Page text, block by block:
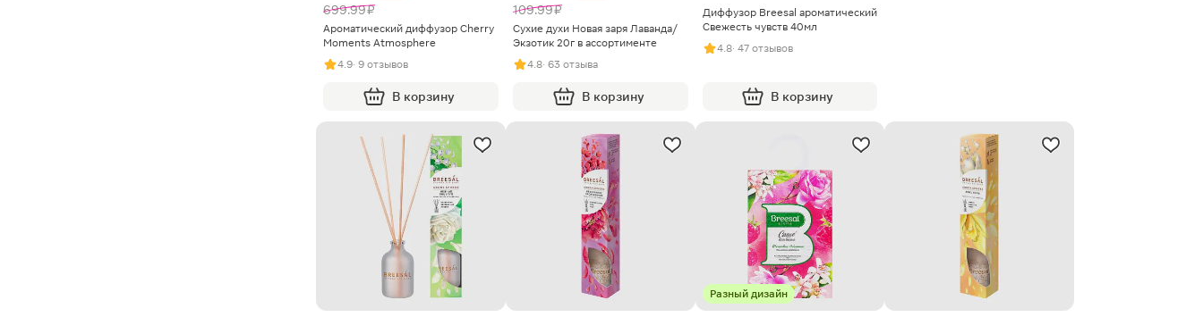
699.99 ₽
Ароматический диффузор Cherry
Moments Atmosphere
4.9· 9 отзывов
В корзину
109.99 ₽
Сухие духи Новая заря Лаванда/
Экзотик 20г в ассортименте
4.8· 63 отзыва
В корзину
Диффузор Breesal ароматический
Свежесть чувств 40мл
4.8· 47 отзывов
В корзину
Разный дизайн